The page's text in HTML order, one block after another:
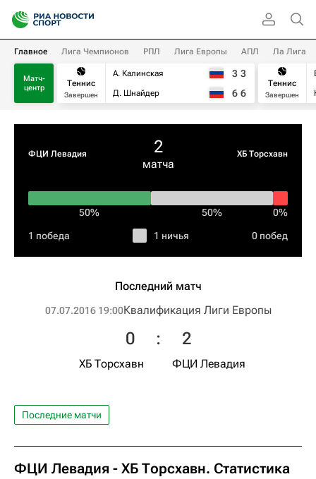
Главное Лига Чемпионов РПЛ Лига Европы АПЛ Ла Лига
Матч-
центр
Теннис
Завершен
А. Калинская
Д. Шнайдер
3 3
6 6
Теннис
Завершен
ФЦИ Левадия 2
матча
ХБ Торсхавн
50% 50% 0%
1 победа 1 ничья 0 побед
Последний матч
07.07.2016 19:00Квалификация Лиги Европы
ХБ Торсхавн
0 : 2
ФЦИ Левадия
Последние матчи
ФЦИ Левадия - ХБ Торсхавн. Статистика